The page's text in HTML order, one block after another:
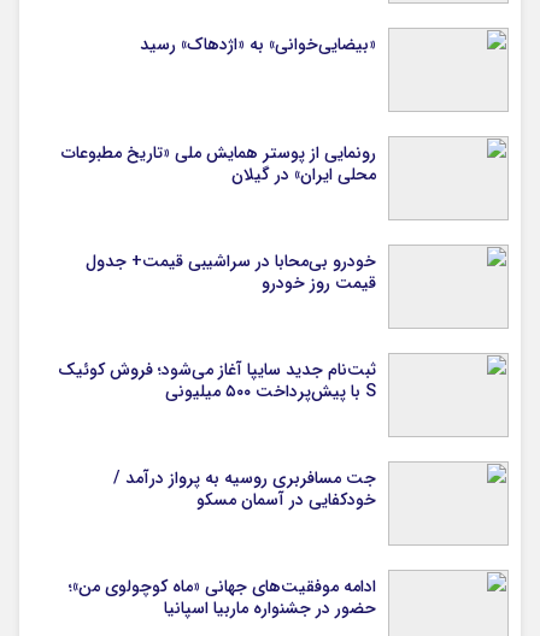
«بیضایی‌خوانی» به «اژدهاک» رسید
رونمایی از پوستر همایش ملی «تاریخ مطبوعات
محلی ایران» در گیلان
خودرو بی‌محابا در سراشیبی قیمت+ جدول
قیمت روز خودرو
ثبت‌نام جدید سایپا آغاز می‌شود؛ فروش کوئیک
S با پیش‌پرداخت ۵۰۰ میلیونی
جت مسافربری روسیه به پرواز درآمد /
خودکفایی در آسمان مسکو
ادامه موفقیت‌های جهانی «ماه کوچولوی من»؛
حضور در جشنواره ماربیا اسپانیا